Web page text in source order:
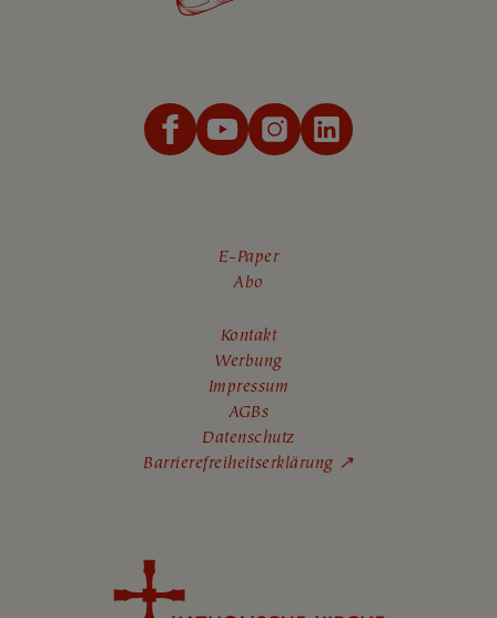
E-Paper
Abo
Kontakt
Werbung
Impressum
AGBs
Datenschutz
Barrierefreiheitserklärung ↗